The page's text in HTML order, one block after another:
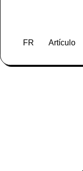
FR Artículo